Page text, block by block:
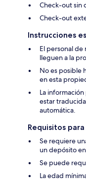
Check-out sin
Check-out
Instrucciones
El personal
lleguen a la
No es posible
en esta
La
estar
automática.
Requisitos
Se requiere
un depósito
Se puede
La edad